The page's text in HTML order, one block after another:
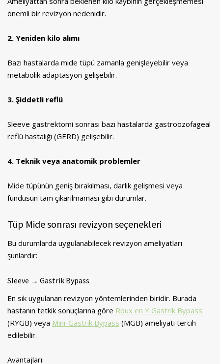
önemli bir revizyon nedenidir.
2. Yeniden kilo alımı
Bazı hastalarda mide tüpü zamanla genişleyebilir veya
metabolik adaptasyon gelişebilir.
3. Şiddetli reflü
Sleeve gastrektomi sonrası bazı hastalarda gastroözofageal
reflü hastalığı (GERD) gelişebilir.
4. Teknik veya anatomik problemler
Mide tüpünün geniş bırakılması, darlık gelişmesi veya
fundusun tam çıkarılmaması gibi durumlar.
Tüp Mide sonrası revizyon seçenekleri
Bu durumlarda uygulanabilecek revizyon ameliyatları
şunlardır:
Sleeve → Gastrik Bypass
En sık uygulanan revizyon yöntemlerinden biridir. Burada
hastanın tetkik sonuçlarına göre Roux en Y Gastrik Bypass
(RYGB) veya Mini-Gastrik Bypass (MGB) ameliyatı tercih
edilebilir.
Avantajları: